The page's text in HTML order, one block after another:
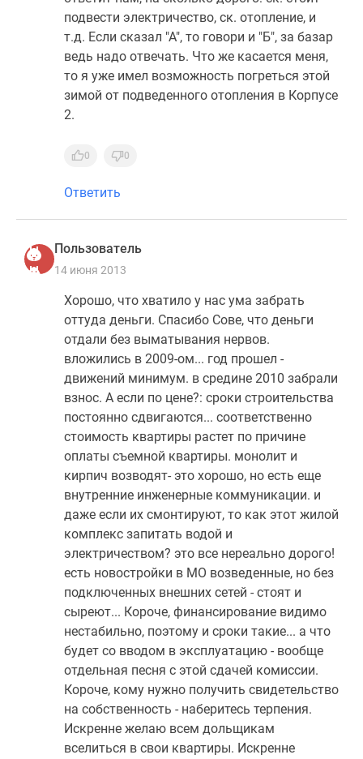
Коттеджные
коттеджные
коттеджные
поселки
Коттеджные
Коттеджные
подвести электричество, ск. отопление, и
т.д. Если сказал "А", то говори и "Б", за базар
ведь надо отвечать. Что же касается меня,
то я уже имел возможность погреться этой
зимой от подведенного отопления в Корпусе
2.
0 0
Ответить
Пользователь
14 июня 2013
Хорошо, что хватило у нас ума забрать
оттуда деньги. Спасибо Сове, что деньги
отдали без выматывания нервов.
вложились в 2009-ом... год прошел -
движений минимум. в средине 2010 забрали
взнос. А если по цене?: сроки строительства
постоянно сдвигаются... соответственно
стоимость квартиры растет по причине
оплаты съемной квартиры. монолит и
кирпич возводят- это хорошо, но есть еще
внутренние инженерные коммуникации. и
даже если их смонтируют, то как этот жилой
комплекс запитать водой и
электричеством? это все нереально дорого!
есть новостройки в МО возведенные, но без
подключенных внешних сетей - стоят и
сыреют... Короче, финансирование видимо
нестабильно, поэтому и сроки такие... а что
будет со вводом в эксплуатацию - вообще
отдельная песня с этой сдачей комиссии.
Короче, кому нужно получить свидетельство
на собственность - наберитесь терпения.
Искренне желаю всем дольщикам
вселиться в свои квартиры. Искренне